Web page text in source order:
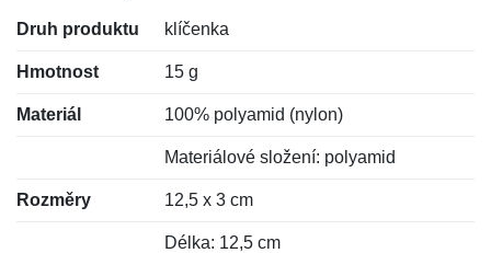
Druh produktu klíčenka
Hmotnost 15 g
Materiál 100% polyamid (nylon)
Materiálové složení: polyamid
Rozměry 12,5 x 3 cm
Délka: 12,5 cm